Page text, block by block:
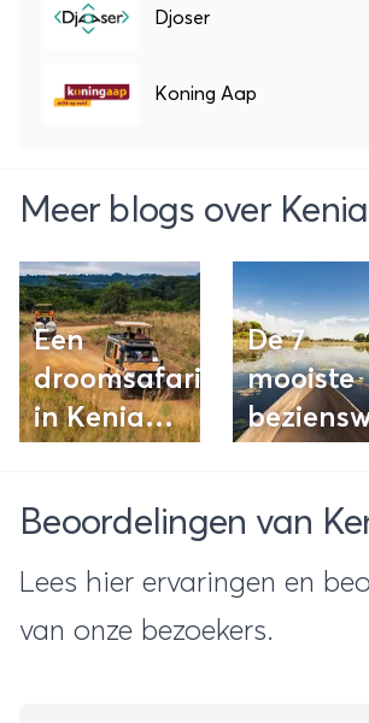
Djoser
Koning Aap
Meer blogs over Kenia
Een
droomsafari
in Kenia
vijf beste
tips!
De 7
mooiste
Beoordelingen van
Lees hier ervaringen en
van onze bezoekers.